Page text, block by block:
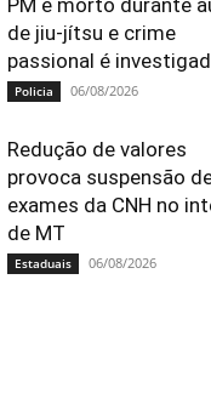
PM é morto durante
de jiu-jítsu e crime
passional é
Policia 06/08/2026
Redução de valores
provoca suspensão
exames da CNH no
de MT
Estaduais 06/08/2026